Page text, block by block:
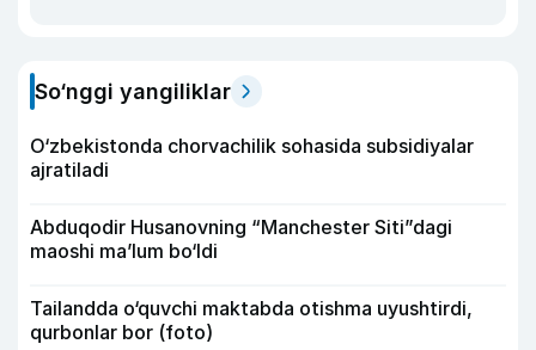
So‘nggi yangiliklar
O‘zbekistonda chorvachilik sohasida subsidiyalar
ajratiladi
Abduqodir Husanovning “Manchester Siti”dagi
maoshi ma’lum bo‘ldi
Tailandda o‘quvchi maktabda otishma uyushtirdi,
qurbonlar bor (foto)